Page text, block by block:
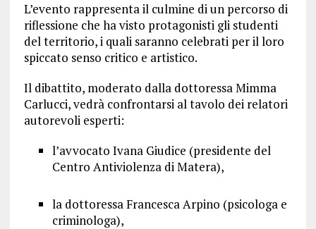
L’evento rappresenta il culmine di un percorso di
riflessione che ha visto protagonisti gli studenti
del territorio, i quali saranno celebrati per il loro
spiccato senso critico e artistico.
Il dibattito, moderato dalla dottoressa Mimma
Carlucci, vedrà confrontarsi al tavolo dei relatori
autorevoli esperti:
l’avvocato Ivana Giudice (presidente del
Centro Antiviolenza di Matera),
la dottoressa Francesca Arpino (psicologa e
criminologa),